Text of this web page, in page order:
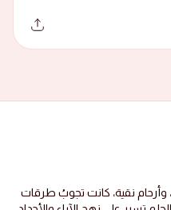
وأرحام نقية، كانت تجوبُ طرقات